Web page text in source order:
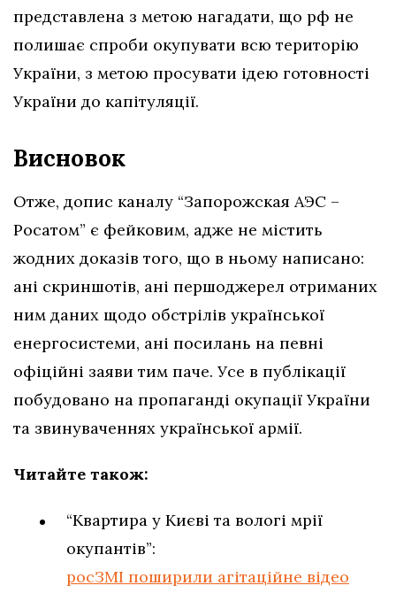
представлена з метою нагадати, що рф не
полишає спроби окупувати всю територію
України, з метою просувати ідею готовності
України до капітуляції.
Висновок
Отже, допис каналу “Запорожская АЭС –
Росатом” є фейковим, адже не містить
жодних доказів того, що в ньому написано:
ані скриншотів, ані першоджерел отриманих
ним даних щодо обстрілів української
енергосистеми, ані посилань на певні
офіційні заяви тим паче. Усе в публікації
побудовано на пропаганді окупації України
та звинуваченнях української армії.
Читайте також:
“Квартира у Києві та вологі мрії
окупантів”:
росЗМІ поширили агітаційне відео